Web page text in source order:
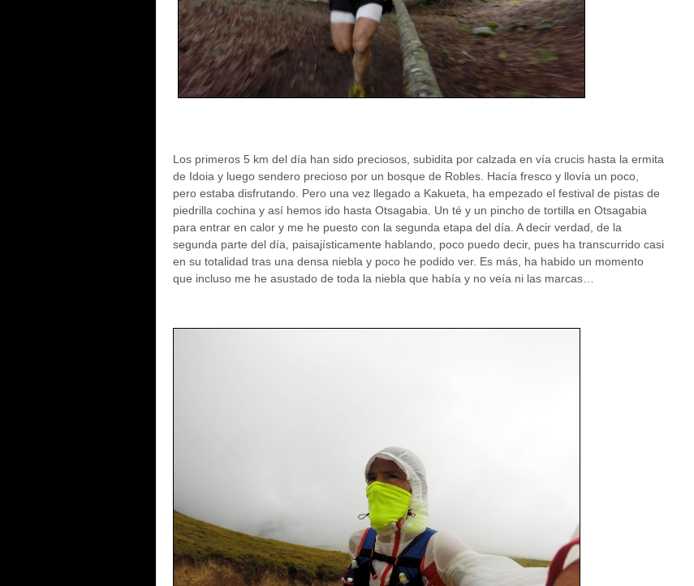
Los primeros 5 km del día han sido preciosos, subidita por calzada en vía crucis hasta la ermita
de Idoia y luego sendero precioso por un bosque de Robles. Hacía fresco y llovía un poco,
pero estaba disfrutando. Pero una vez llegado a Kakueta, ha empezado el festival de pistas de
piedrilla cochina y así hemos ido hasta Otsagabia. Un té y un pincho de tortilla en Otsagabia
para entrar en calor y me he puesto con la segunda etapa del día. A decir verdad, de la
segunda parte del día, paisajísticamente hablando, poco puedo decir, pues ha transcurrido casi
en su totalidad tras una densa niebla y poco he podido ver. Es más, ha habido un momento
que incluso me he asustado de toda la niebla que había y no veía ni las marcas…